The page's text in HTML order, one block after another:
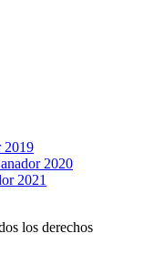
los derechos